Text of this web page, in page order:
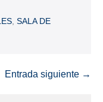
SALA DE
Entrada siguiente →